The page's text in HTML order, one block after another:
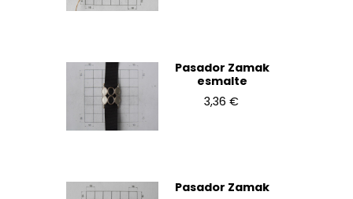
Pasador Zamak
esmalte
3,36 €
Pasador Zamak